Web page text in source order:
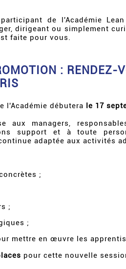
de l'Académie
dirigeant ou simplement
faite pour vous.
: RENDEZ-
l'Académie débutera le 17
aux managers,
support et à toute
adaptée aux activités
;
;
;
mettre en œuvre les
pour cette nouvelle